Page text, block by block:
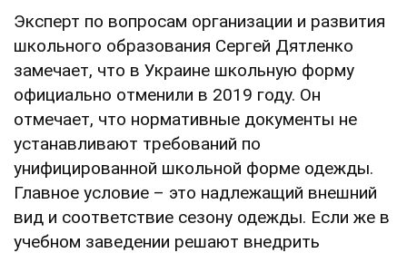
Эксперт по вопросам организации и развития
школьного образования Сергей Дятленко
замечает, что в Украине школьную форму
официально отменили в 2019 году. Он
отмечает, что нормативные документы не
устанавливают требований по
унифицированной школьной форме одежды.
Главное условие – это надлежащий внешний
вид и соответствие сезону одежды. Если же в
учебном заведении решают внедрить